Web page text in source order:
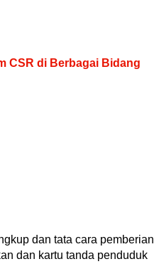
CSR di Berbagai Bidang
dan tata cara pemberian
dan kartu tanda penduduk